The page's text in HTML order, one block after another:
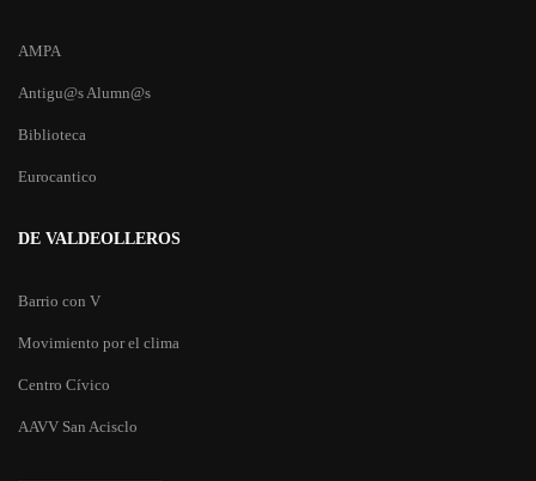
AMPA
Antigu@s Alumn@s
Biblioteca
Eurocantico
DE VALDEOLLEROS
Barrio con V
Movimiento por el clima
Centro Cívico
AAVV San Acisclo